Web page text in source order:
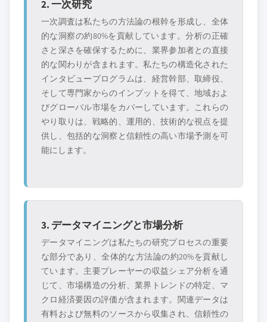
特定のデータが必要ですか？カスタマイ
ズをリクエストして、正確な要件に合わ
せた洞察を入手してください。
カスタマイズを依頼する →
2. 一次研究
一次調査は私たちの方法論の根幹を形成し、全体
的な洞察の約80%を貢献しています。分析の正確
さと深さを確保するために、業界参加者との直接
的な関わりが含まれます。私たちの構造化された
インタビュープログラムは、経営幹部、取締役、
そして専門家からのインプットを得て、地域およ
びグローバル市場をカバーしています。これらの
やり取りは、戦略的、運用的、技術的な視点を提
供し、包括的な洞察と信頼性の高い市場予測を可
能にします。
3. データマイニングと市場分析
データマイニングは私たちの研究プロセスの重要
な部分であり、全体的な方法論の約20%を貢献し
ています。主要プレーヤーの収益シェア分析を通
じて、市場構造の分析、業界トレンドの特定、マ
クロ経済要因の評価が含まれます。関連データは
有料および無料のソースから収集され、信頼性の